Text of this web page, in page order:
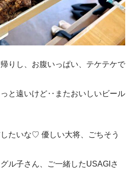
りし、お腹いっぱい、テケテケで
と遠いけど‥またおいしいビール
たいな♡ 優しい大将、ごちそう
ル子さん、ご一緒したUSAGIさ